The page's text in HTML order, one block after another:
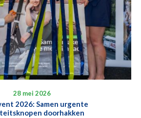
28 mei 2026
2026: Samen urgente
doorhakken